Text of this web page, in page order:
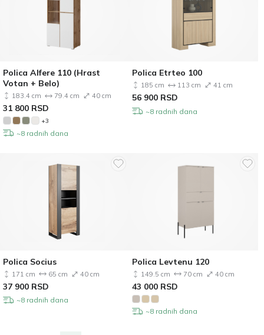
Polica Alfere 110 (Hrast
Votan + Belo)
183.4 cm 79.4 cm 40 cm
31 800 RSD
+3
~8 radnih dana
Polica Etrteo 100
185 cm 113 cm 41 cm
56 900 RSD
~8 radnih dana
Polica Socius
171 cm 65 cm 40 cm
37 900 RSD
~8 radnih dana
Polica Levtenu 120
149.5 cm 70 cm 40 cm
43 000 RSD
~8 radnih dana